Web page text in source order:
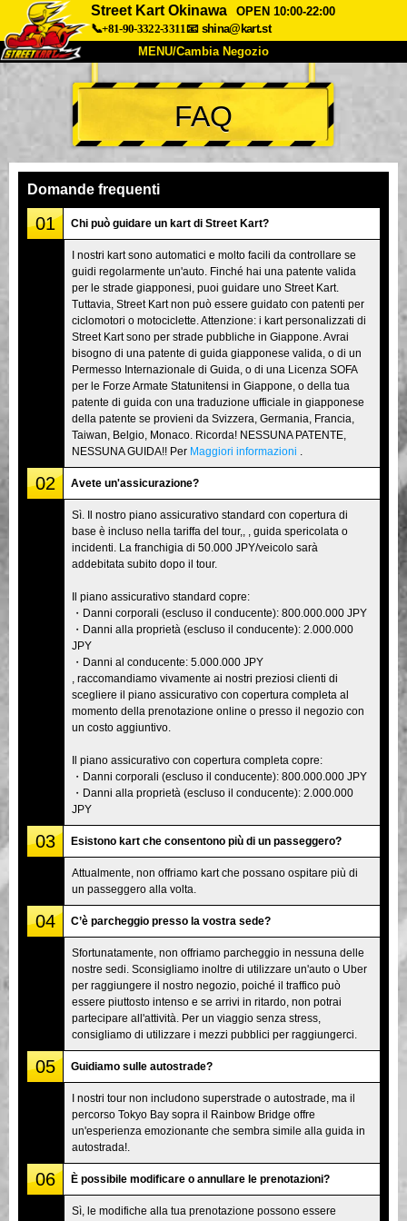
Street Kart Okinawa
OPEN 10:00-22:00
📞+81-90-3322-3311📧 shina@kart.st
MENU/Cambia Negozio
INIZIO
Chi Siamo Specifiche Prezzo
Recensioni
Azienda
Tokyo Shinagawa Tokyo Akihabara#1
Tokyo Akihabara#2 Tokyo Shibuya
Tokyo Shibuya Annex Tokyo Bay
Tokyo Asakusa Osaka
Okinawa
FAQ
Domande frequenti
01 Chi può guidare un kart di Street Kart?
I nostri kart sono automatici e molto facili da controllare se
guidi regolarmente un'auto. Finché hai una patente valida
per le strade giapponesi, puoi guidare uno Street Kart.
Tuttavia, Street Kart non può essere guidato con patenti per
ciclomotori o motociclette. Attenzione: i kart personalizzati di
Street Kart sono per strade pubbliche in Giappone. Avrai
bisogno di una patente di guida giapponese valida, o di un
Permesso Internazionale di Guida, o di una Licenza SOFA
per le Forze Armate Statunitensi in Giappone, o della tua
patente di guida con una traduzione ufficiale in giapponese
della patente se provieni da Svizzera, Germania, Francia,
Taiwan, Belgio, Monaco. Ricorda! NESSUNA PATENTE,
NESSUNA GUIDA!! Per Maggiori informazioni
02 Avete un'assicurazione?
Sì. Il nostro piano assicurativo standard con copertura di
base è incluso nella tariffa del tour,, , guida spericolata o
incidenti. La franchigia di 50.000 JPY/veicolo sarà
addebitata subito dopo il tour.
Il piano assicurativo standard copre:
・Danni corporali (escluso il conducente): 800.000.000 JPY
・Danni alla proprietà (escluso il conducente): 2.000.000
JPY
・Danni al conducente: 5.000.000 JPY
, raccomandiamo vivamente ai nostri preziosi clienti di
scegliere il piano assicurativo con copertura completa al
momento della prenotazione online o presso il negozio con
un costo aggiuntivo.
Il piano assicurativo con copertura completa copre:
・Danni corporali (escluso il conducente): 800.000.000 JPY
・Danni alla proprietà (escluso il conducente): 2.000.000
JPY
03 Esistono kart che consentono più di un passeggero?
Attualmente, non offriamo kart che possano ospitare più di
un passeggero alla volta.
04 C’è parcheggio presso la vostra sede?
Sfortunatamente, non offriamo parcheggio in nessuna delle
nostre sedi. Sconsigliamo inoltre di utilizzare un'auto o Uber
per raggiungere il nostro negozio, poiché il traffico può
essere piuttosto intenso e se arrivi in ritardo, non potrai
partecipare all'attività. Per un viaggio senza stress,
consigliamo di utilizzare i mezzi pubblici per raggiungerci.
05 Guidiamo sulle autostrade?
I nostri tour non includono superstrade o autostrade, ma il
percorso Tokyo Bay sopra il Rainbow Bridge offre
un'esperienza emozionante che sembra simile alla guida in
autostrada!.
06 È possibile modificare o annullare le prenotazioni?
Sì, le modifiche alla tua prenotazione possono essere